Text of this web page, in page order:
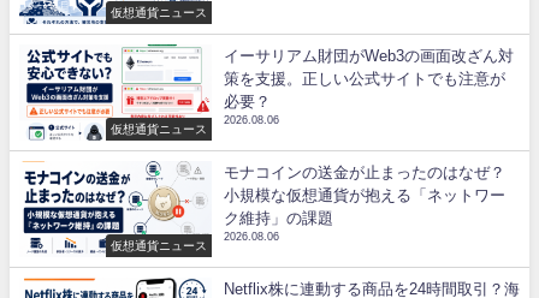
仮想通貨ニュース
仮想通貨ニュース
イーサリアム財団がWeb3の画面改ざん対
策を支援。正しい公式サイトでも注意が
必要？
2026.08.06
仮想通貨ニュース
モナコインの送金が止まったのはなぜ？
小規模な仮想通貨が抱える「ネットワー
ク維持」の課題
2026.08.06
Netflix株に連動する商品を24時間取引？海